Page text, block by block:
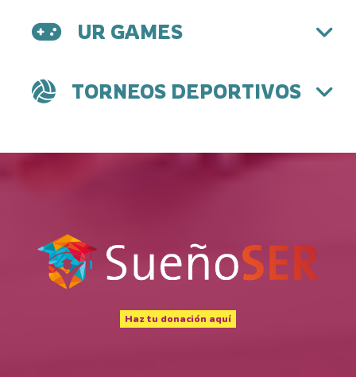
UR GAMES
TORNEOS DEPORTIVOS
Haz tu donación aquí